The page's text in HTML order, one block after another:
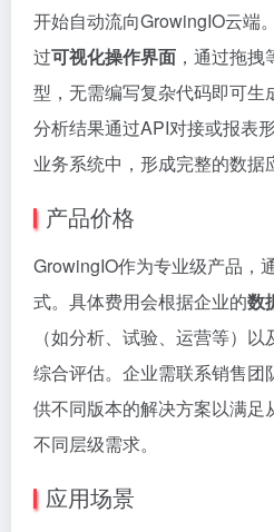
开始自动流向GrowingIO云端
过可视化操作界面 ，通过拖
型，无需编写复杂代码即可生
分析结果通过API对接或报表
业务系统中，形成完整的数据
产品价格
GrowingIO作为专业级产品，
式。具体费用会根据企业的数
（如分析、试验、运营等）以
综合评估。企业需联系销售团
供不同版本的解决方案以满足
不同层级需求。
应用场景